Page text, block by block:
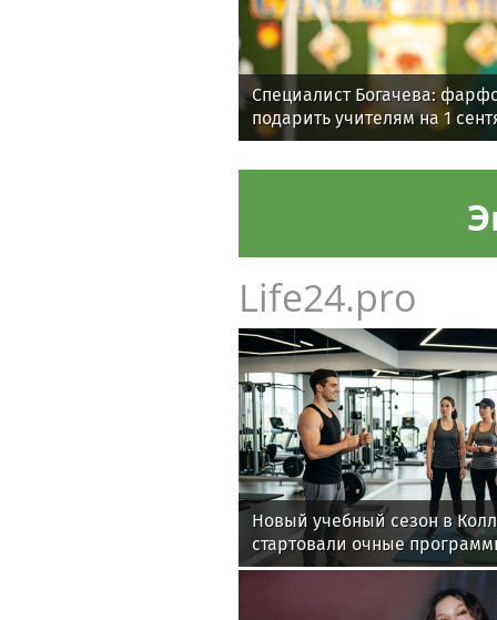
Специалист Богачева:
подарить учителям на 1
Life24.pro
Новый учебный сезон в
стартовали очные
фитнес-тренеров и